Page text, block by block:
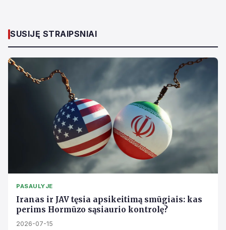
SUSIJĘ STRAIPSNIAI
PASAULYJE
Iranas ir JAV tęsia apsikeitimą smūgiais: kas
perims Hormūzo sąsiaurio kontrolę?
2026-07-15